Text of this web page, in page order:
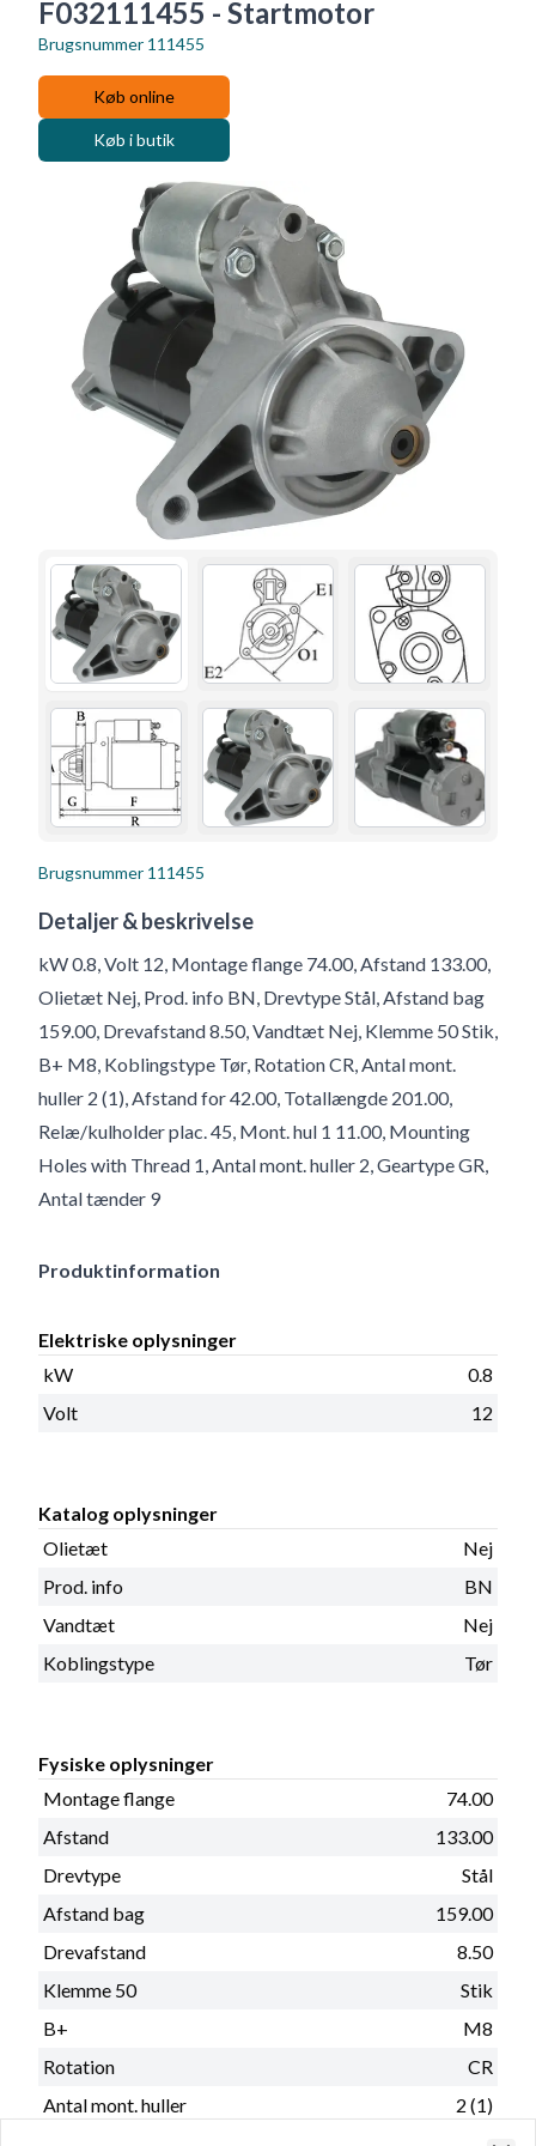
F032111455 - Startmotor
Brugsnummer 111455
Køb online
Køb i butik
Brugsnummer 111455
Detaljer & beskrivelse
kW 0.8, Volt 12, Montage flange 74.00, Afstand 133.00,
Olietæt Nej, Prod. info BN, Drevtype Stål, Afstand bag
159.00, Drevafstand 8.50, Vandtæt Nej, Klemme 50 Stik,
B+ M8, Koblingstype Tør, Rotation CR, Antal mont.
huller 2 (1), Afstand for 42.00, Totallængde 201.00,
Relæ/kulholder plac. 45, Mont. hul 1 11.00, Mounting
Holes with Thread 1, Antal mont. huller 2, Geartype GR,
Antal tænder 9
Produktinformation
Elektriske oplysninger
kW
0.8
Volt
12
Katalog oplysninger
Olietæt
Nej
Prod. info
BN
Vandtæt
Nej
Koblingstype
Tør
Fysiske oplysninger
Montage flange
74.00
Afstand
133.00
Drevtype
Stål
Afstand bag
159.00
Drevafstand
8.50
Klemme 50
Stik
B+
M8
Rotation
CR
Antal mont. huller
2 (1)